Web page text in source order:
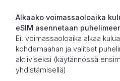
Alkaako voimassaoloaika
eSIM asennetaan
Ei, voimassaoloaika alkaa
kohdemaahan ja valitset
aktiiviseksi (käytännössä
yhdistämisellä)